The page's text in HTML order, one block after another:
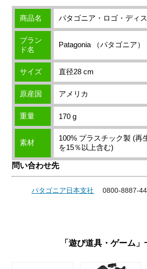
商品名 パタゴニア・ロゴ・ディ
ブラン
ド名
Patagonia （パタゴニア）
サイズ 直径28 cm
原産国 アメリカ
重量 170 g
素材
100% プラスチック製 (再
を15％以上含む)
問い合わせ先
パタゴニア日本支社 0800-8887-
「遊び道具・ゲーム」